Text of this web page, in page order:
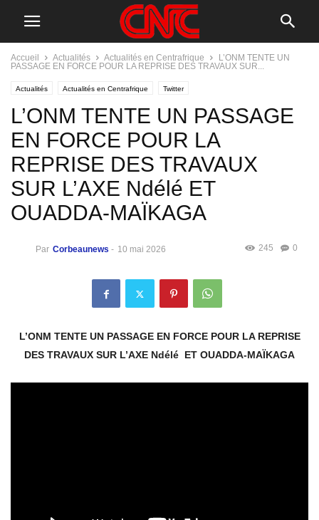
Accueil Actualités Actualités en Centrafrique
L’ONM TENTE UN
PASSAGE EN FORCE POUR LA REPRISE DES TRAVAUX SUR...
Actualités Actualités en Centrafrique Twitter
L’ONM TENTE UN PASSAGE
EN FORCE POUR LA
REPRISE DES TRAVAUX
SUR L’AXE Ndélé ET
OUADDA-MAÏKAGA
Par Corbeaunews - 10 mai 2026 0
245
L’ONM TENTE UN PASSAGE EN FORCE POUR LA REPRISE
DES TRAVAUX SUR L’AXE Ndélé ET OUADDA-MAÏKAGA